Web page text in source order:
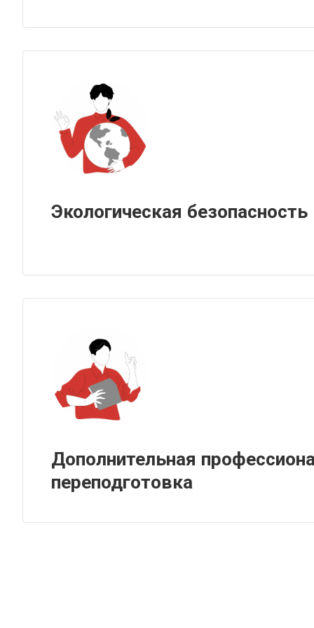
Экологическая безопасность
Дополнительная
переподготовка